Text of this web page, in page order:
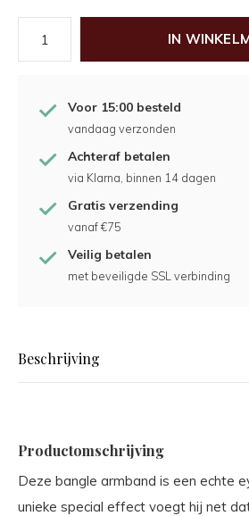
IN
Voor 15:00 besteld
vandaag verzonden
Achteraf betalen
via Klarna, binnen 14 dagen
Gratis verzending
vanaf €75
Veilig betalen
met beveiligde SSL verbinding
Beschrijving
Productomschrijving
Deze bangle armband is een echte
unieke special effect voegt hij net